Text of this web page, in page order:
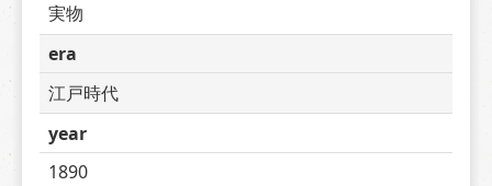
実物
era
江戸時代
year
1890